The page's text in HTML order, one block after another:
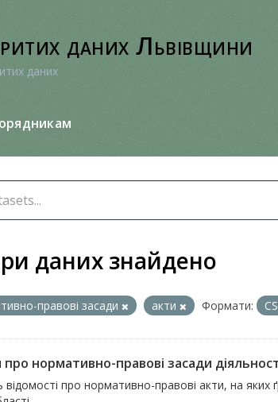
даних Львівщини
даних
даних знайдено
правові засади акти Формати:
про нормативно-правові засади
відомості про нормативно-правові акти, на яких